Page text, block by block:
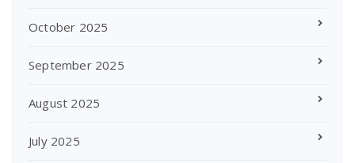
October 2025
September 2025
August 2025
July 2025